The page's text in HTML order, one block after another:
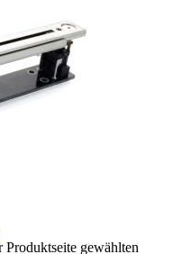
Produktseite gewählten